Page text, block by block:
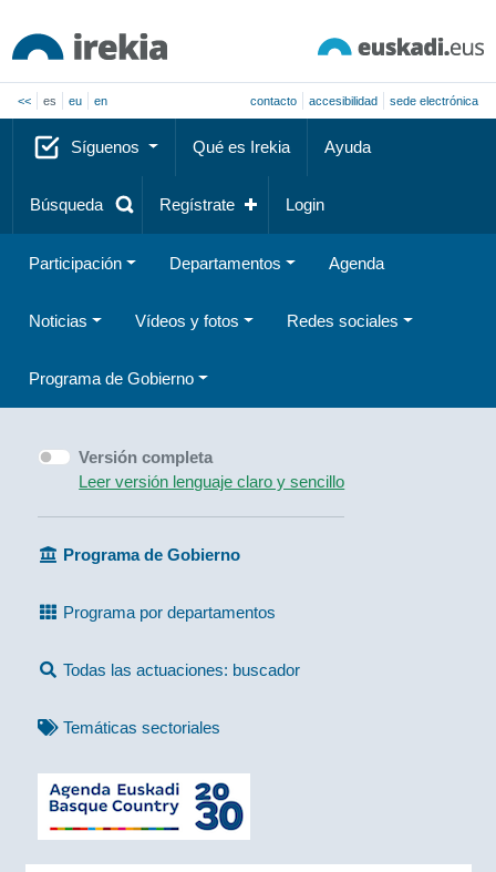
<< es eu en contacto accesibilidad sede electrónica
Síguenos Qué es Irekia Ayuda
Búsqueda Regístrate Login
Participación Departamentos Agenda
Noticias Vídeos y fotos Redes sociales
Programa de Gobierno
Versión completa
Leer versión lenguaje claro y sencillo
Programa de Gobierno
Programa por departamentos
Todas las actuaciones: buscador
Temáticas sectoriales